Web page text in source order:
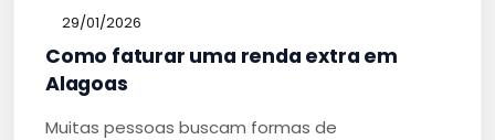
29/01/2026
Como faturar uma renda extra em
Alagoas
Muitas pessoas buscam formas de